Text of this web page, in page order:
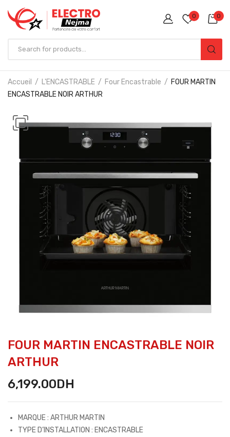
0 0
Accueil L'ENCASTRABLE Four Encastrable
FOUR MARTIN
ENCASTRABLE NOIR ARTHUR
FOUR MARTIN ENCASTRABLE NOIR
ARTHUR
6,199.00DH
MARQUE : ARTHUR MARTIN
TYPE D’INSTALLATION : ENCASTRABLE